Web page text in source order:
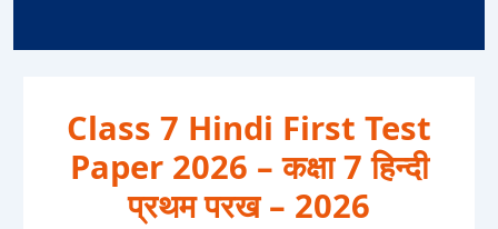
Class 7 Hindi First Test
Paper 2026 – कक्षा 7 हिन्दी
प्रथम परख – 2026